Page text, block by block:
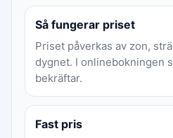
Så fungerar priset
Priset påverkas av zon,
dygnet. I onlinebokningen
bekräftar.
Fast pris